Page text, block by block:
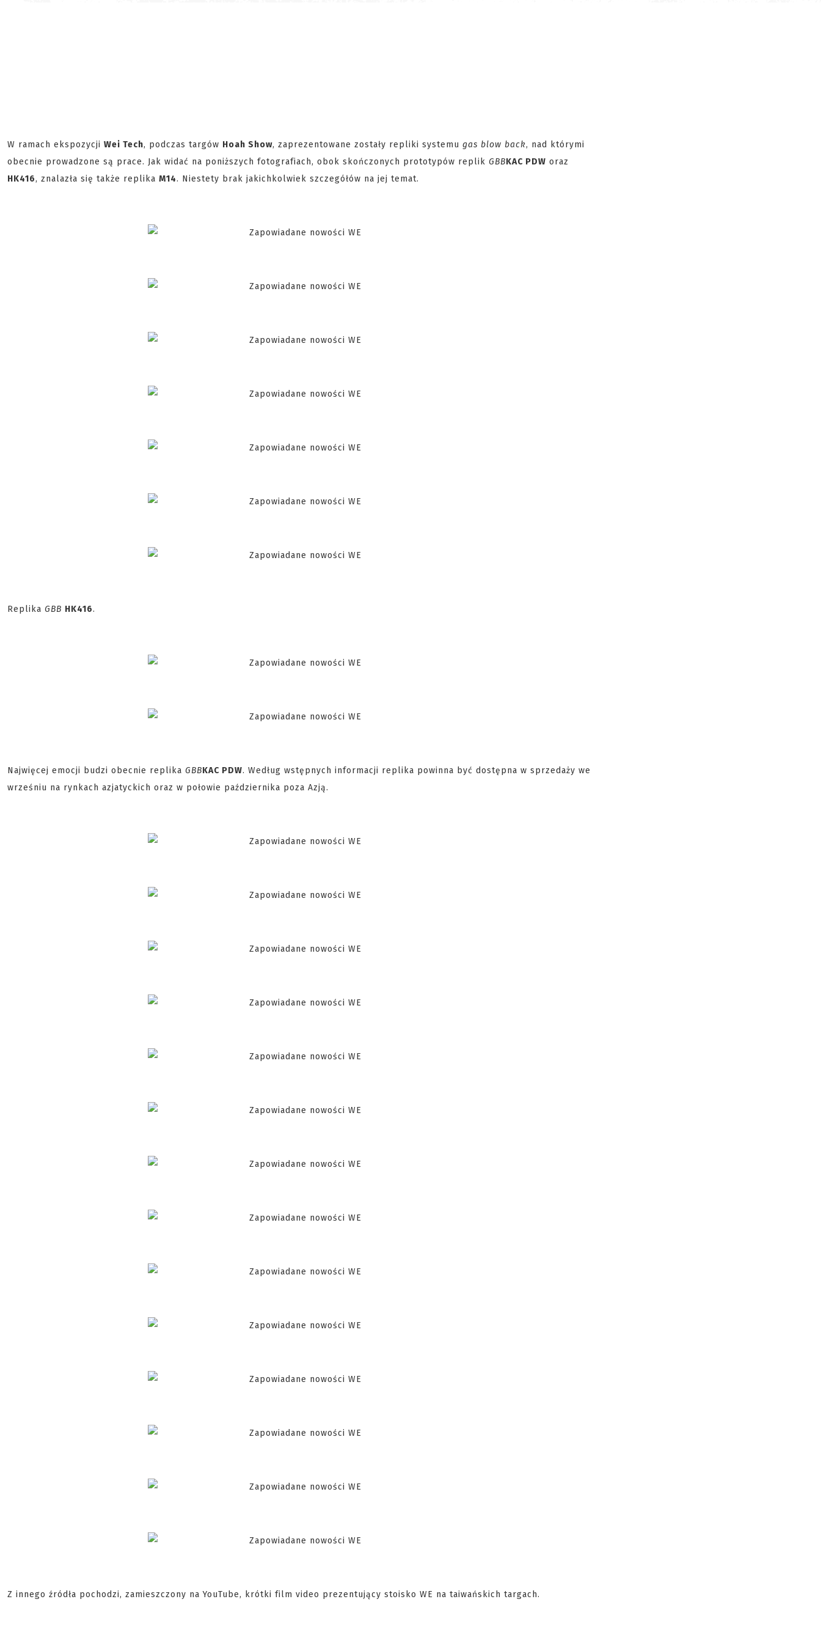
W ramach ekspozycji Wei Tech, podczas targów Hoah Show, zaprezentowane zostały repliki systemu gas blow back, nad którymi
obecnie prowadzone są prace. Jak widać na poniższych fotografiach, obok skończonych prototypów replik GBBKAC PDW oraz
HK416, znalazła się także replika M14. Niestety brak jakichkolwiek szczegółów na jej temat.
Replika GBB HK416.
Najwięcej emocji budzi obecnie replika GBBKAC PDW. Według wstępnych informacji replika powinna być dostępna w sprzedaży we
wrześniu na rynkach azjatyckich oraz w połowie października poza Azją.
Z innego źródła pochodzi, zamieszczony na YouTube, krótki film video prezentujący stoisko WE na taiwańskich targach.